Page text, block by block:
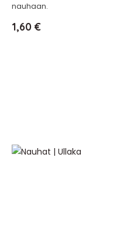
nauhaan.
Hinta
1,60 €